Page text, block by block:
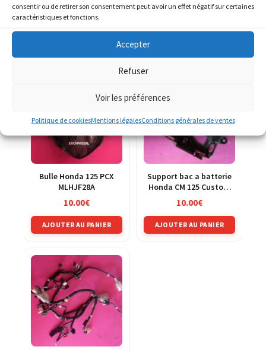
consentir ou de retirer son consentement peut avoir un effet négatif sur certaines
caractéristiques et fonctions.
Accepter
Refuser
Voir les préférences
Politique de cookiesMentions légalesConditions générales de ventes
PRODUITS SIMILAIRES
Bulle Honda 125 PCX
MLHJF28A
10.00€
AJOUTER AU PANIER
Support bac a batterie
Honda CM 125 Custom
JC05
10.00€
AJOUTER AU PANIER